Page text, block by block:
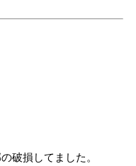
破損してました。